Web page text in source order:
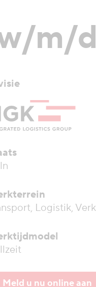
m/
Logistik,
Meld u nu online aan